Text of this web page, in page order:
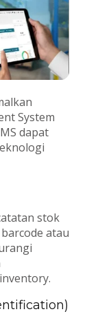
System
dapat
stok
atau